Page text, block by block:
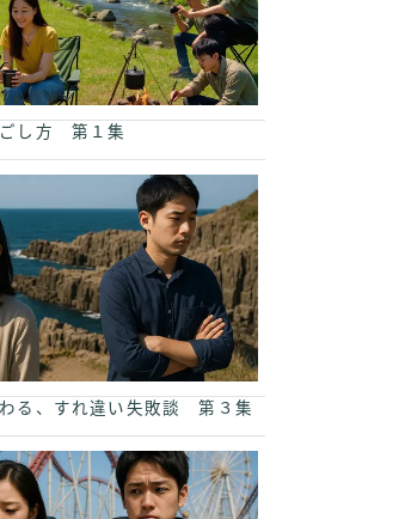
し方 第１集
る、すれ違い失敗談 第３集